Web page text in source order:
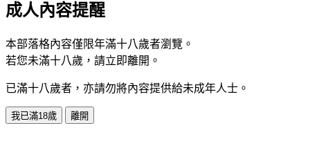
成人內容提醒
本部落格內容僅限年滿十八歲者瀏覽。
若您未滿十八歲，請立即離開。
已滿十八歲者，亦請勿將內容提供給未成年人士。
我已滿18歲 離開